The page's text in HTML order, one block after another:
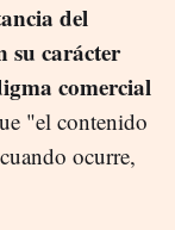
del
su carácter
comercial
"el contenido
ocurre,